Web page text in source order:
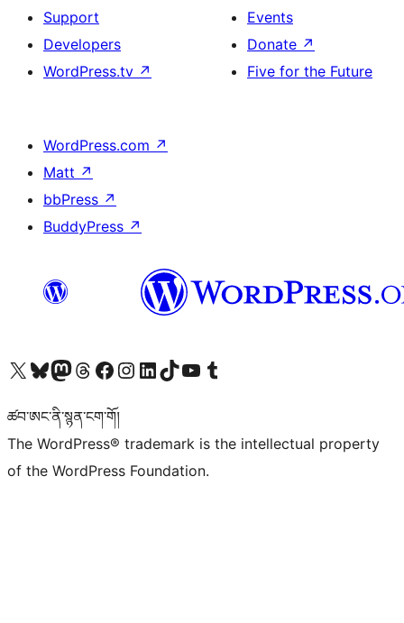
Support
Developers
WordPress.tv ↗
Events
Donate ↗
Five for the Future
WordPress.com ↗
Matt ↗
bbPress ↗
BuddyPress ↗
Visit our X (formerly Twitter) account
Visit our Bluesky account
Visit our Mastodon account
Visit our Threads account
Visit our Facebook page
Visit our Instagram account
Visit our LinkedIn account
Visit our TikTok account
Visit our YouTube channel
Visit our Tumblr account
ཚབ་ཨང་ནི་སྙན་ངག་གོ།
The WordPress® trademark is the intellectual property
of the WordPress Foundation.